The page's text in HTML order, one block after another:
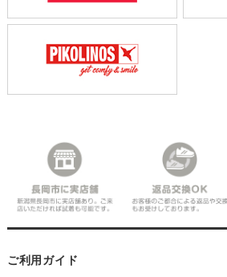
ご利用ガイド